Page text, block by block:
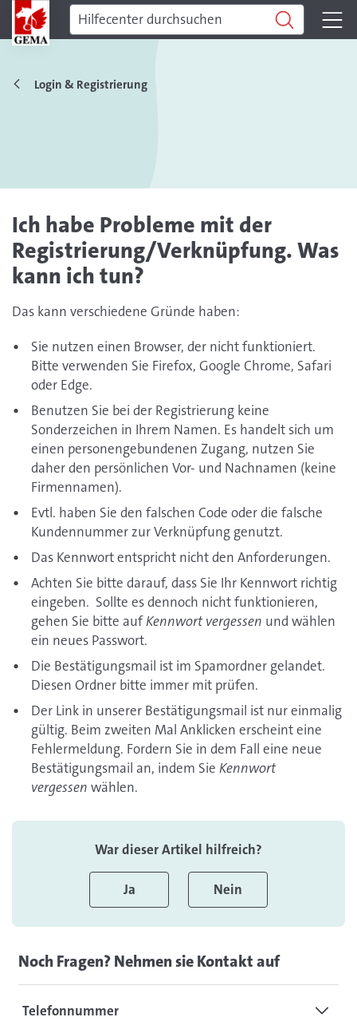
Login & Registrierung
Noch Fragen? Nehmen sie Kontakt auf
Telefonnummer
Ich habe Probleme mit der
Registrierung/Verknüpfung. Was
kann ich tun?
Das kann verschiedene Gründe haben:
Sie nutzen einen Browser, der nicht funktioniert.
Bitte verwenden Sie Firefox, Google Chrome, Safari
oder Edge.
Benutzen Sie bei der Registrierung keine
Sonderzeichen in Ihrem Namen. Es handelt sich um
einen personengebundenen Zugang, nutzen Sie
daher den persönlichen Vor- und Nachnamen (keine
Firmennamen).
Evtl. haben Sie den falschen Code oder die falsche
Kundennummer zur Verknüpfung genutzt.
Das Kennwort entspricht nicht den Anforderungen.
Achten Sie bitte darauf, dass Sie Ihr Kennwort richtig
eingeben. Sollte es dennoch nicht funktionieren,
gehen Sie bitte aufKennwort vergessen und wählen
ein neues Passwort.
Die Bestätigungsmail ist im Spamordner gelandet.
Diesen Ordner bitte immer mit prüfen.
Der Link in unserer Bestätigungsmail ist nur einmalig
gültig. Beim zweiten Mal Anklicken erscheint eine
Fehlermeldung. Fordern Sie in dem Fall eine neue
Bestätigungsmail an, indem Sie Kennwort
vergessen wählen.
War dieser Artikel hilfreich?
Ja Nein